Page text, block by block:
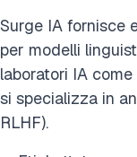
Surge IA fornisce
per modelli
laboratori IA
si specializza in
RLHF).